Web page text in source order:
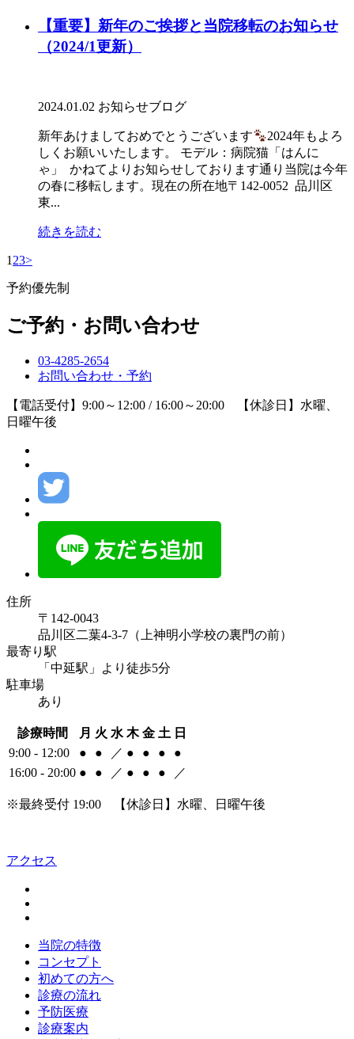
【重要】新年のご挨拶と当院移転のお知らせ
（2024/1更新）
2024.01.02 お知らせブログ
新年あけましておめでとうございます
2024年もよろ
しくお願いいたします。 モデル：病院猫「はんに
ゃ」 かねてよりお知らせしております通り当院は今年
の春に移転します。現在の所在地〒142-0052 品川区
東...
続きを読む
1 23>
予約優先制
ご予約・お問い合わせ
03-4285-2654
お問い合わせ・予約
【電話受付】9:00～12:00 / 16:00～20:00 【休診日】水曜、
日曜午後
住所
〒142-0043
品川区二葉4-3-7（上神明小学校の裏門の前）
最寄り駅
「中延駅」より徒歩5分
駐車場
あり
診療時間 月 火 水 木 金 土 日
9:00 - 12:00
● ● ／ ● ● ●
●
16:00 - 20:00 ● ● ／ ● ● ● ／
※最終受付 19:00 【休診日】水曜、日曜午後
アクセス
当院の特徴
コンセプト
初めての方へ
診療の流れ
予防医療
診療案内